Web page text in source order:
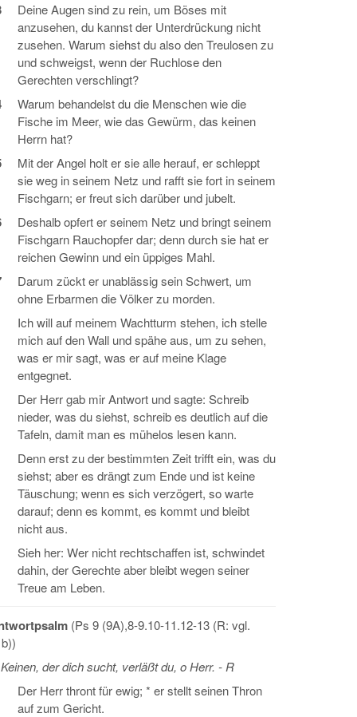
Deine Augen sind zu rein, um Böses mit
anzusehen, du kannst der Unterdrückung nicht
zusehen. Warum siehst du also den Treulosen zu
und schweigst, wenn der Ruchlose den
Gerechten verschlingt?
Warum behandelst du die Menschen wie die
Fische im Meer, wie das Gewürm, das keinen
Herrn hat?
Mit der Angel holt er sie alle herauf, er schleppt
sie weg in seinem Netz und rafft sie fort in seinem
Fischgarn; er freut sich darüber und jubelt.
Deshalb opfert er seinem Netz und bringt seinem
Fischgarn Rauchopfer dar; denn durch sie hat er
reichen Gewinn und ein üppiges Mahl.
Darum zückt er unablässig sein Schwert, um
ohne Erbarmen die Völker zu morden.
Ich will auf meinem Wachtturm stehen, ich stelle
mich auf den Wall und spähe aus, um zu sehen,
was er mir sagt, was er auf meine Klage
entgegnet.
Der Herr gab mir Antwort und sagte: Schreib
nieder, was du siehst, schreib es deutlich auf die
Tafeln, damit man es mühelos lesen kann.
Denn erst zu der bestimmten Zeit trifft ein, was du
siehst; aber es drängt zum Ende und ist keine
Täuschung; wenn es sich verzögert, so warte
darauf; denn es kommt, es kommt und bleibt
nicht aus.
Sieh her: Wer nicht rechtschaffen ist, schwindet
dahin, der Gerechte aber bleibt wegen seiner
Treue am Leben.
(Ps 9 (9A),8-9.10-11.12-13 (R: vgl.
der dich sucht, verläßt du, o Herr. - R
Der Herr thront für ewig; * er stellt seinen Thron
auf zum Gericht.